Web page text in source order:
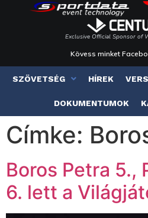
Exclusive Official Sponsor of
Kövess minket
SZÖVETSÉG HÍREK
DOKUMENTUMOK
Címke:
Boros Petra 5.,
6. lett a